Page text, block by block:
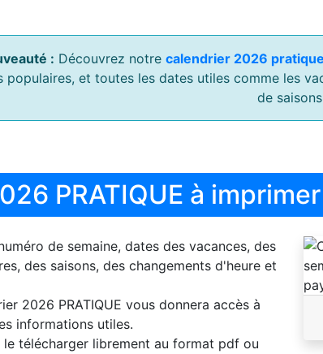
: Découvrez notre calendrier 2026 pratique
populaires, et toutes les dates utiles comme les
de
PRATIQUE à
de semaine, dates des vacances, des
des saisons, des changements d'heure et
2026 PRATIQUE vous donnera accès à
informations utiles.
le télécharger librement au format pdf ou